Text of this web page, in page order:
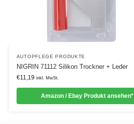
AUTOPFLEGE PRODUKTE
NIGRIN 71112 Silikon Trockner + Leder
€11,19 inkl. MwSt.
Amazon / Ebay Produkt ansehen*